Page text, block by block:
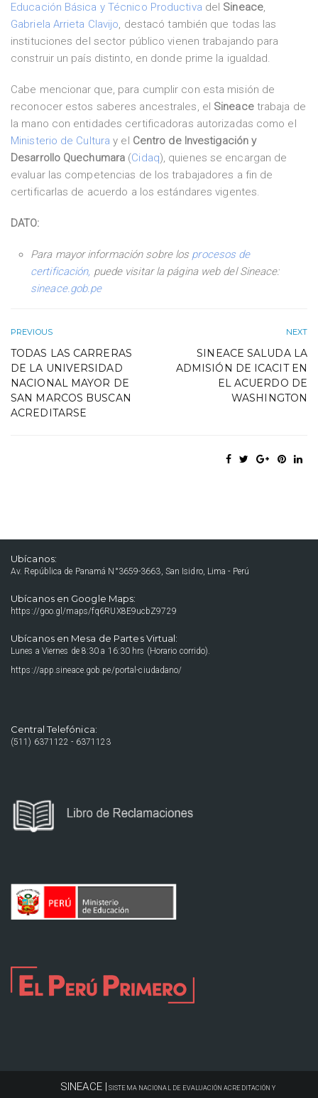
Educación Básica y Técnico Productiva del Sineace,
Gabriela Arrieta Clavijo, destacó también que todas las
instituciones del sector público vienen trabajando para
construir un país distinto, en donde prime la igualdad.
Cabe mencionar que, para cumplir con esta misión de
reconocer estos saberes ancestrales, el Sineacetrabaja de
la mano con entidades certificadoras autorizadas como el
Ministerio de Cultura y el Centro de Investigación y
Desarrollo Quechumara (Cidaq), quienes se encargan de
evaluar las competencias de los trabajadores a fin de
certificarlas de acuerdo a los estándares vigentes.
DATO:
Para mayor información sobre los procesos de
certificación, puede visitar la página web del Sineace:
sineace.gob.pe
PREVIOUS
TODAS LAS CARRERAS
DE LA UNIVERSIDAD
NACIONAL MAYOR DE
SAN MARCOS BUSCAN
ACREDITARSE
NEXT
SINEACE SALUDA LA
ADMISIÓN DE ICACIT EN
EL ACUERDO DE
WASHINGTON
Ubícanos:
Av. República de Panamá N°3659-3663, San Isidro, Lima - Perú
Ubícanos en Google Maps:
https://goo.gl/maps/fq6RUX8E9ucbZ9729
Ubícanos en Mesa de Partes Virtual:
Lunes a Viernes de 8:30 a 16:30 hrs (Horario corrido).
https://app.sineace.gob.pe/portal-ciudadano/
Central Telefónica:
(511) 6371122 - 6371123
SINEACE | SISTEMA NACIONAL DE EVALUACIÓN ACREDITACIÓN Y